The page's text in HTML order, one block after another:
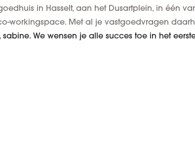
in Hasselt, aan het Dusartplein, in één
workingspace. Met al je vastgoedvragen
We wensen je alle succes toe in het